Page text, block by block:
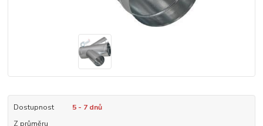
Dostupnost
5 - 7 dnů
Z průměru